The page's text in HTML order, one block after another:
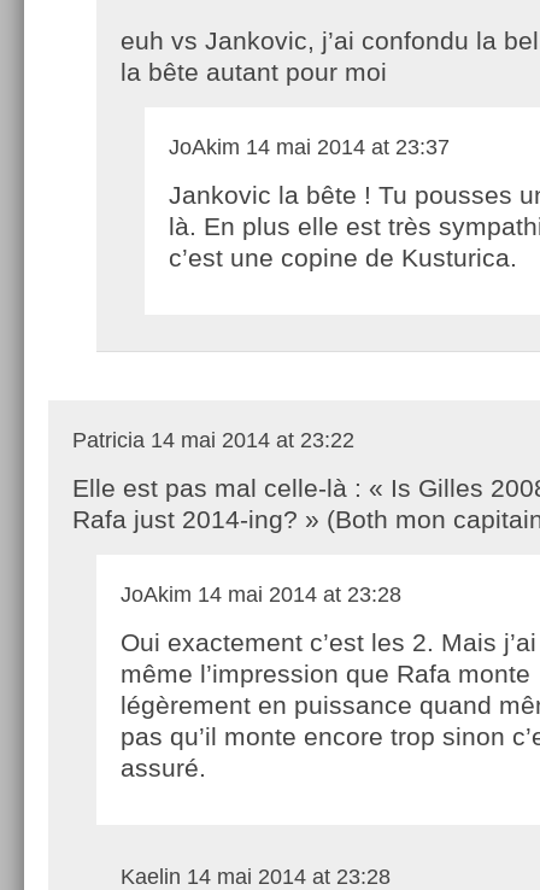
euh vs Jankovic, j’ai confondu la
la bête autant pour moi
JoAkim 14 mai 2014 at 23:37
Jankovic la bête ! Tu pousses
là. En plus elle est très
c’est une copine de Kusturica.
Patricia 14 mai 2014 at 23:22
Elle est pas mal celle-là : « Is Gilles
Rafa just 2014-ing? » (Both mon
JoAkim 14 mai 2014 at 23:28
Oui exactement c’est les 2. Mais
même l’impression que Rafa monte
légèrement en puissance quand
pas qu’il monte encore trop sinon
assuré.
Kaelin 14 mai 2014 at 23:28